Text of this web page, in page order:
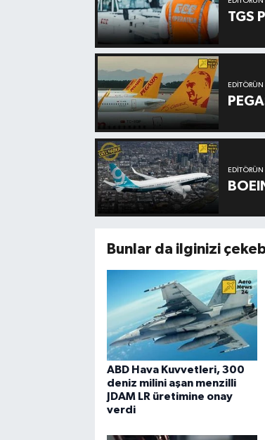
TGS
EDITÖRÜN
EDITÖRÜN
Bunlar da ilginizi
ABD Hava Kuvvetleri, 300
deniz milini aşan menzilli
JDAM LR üretimine onay
verdi